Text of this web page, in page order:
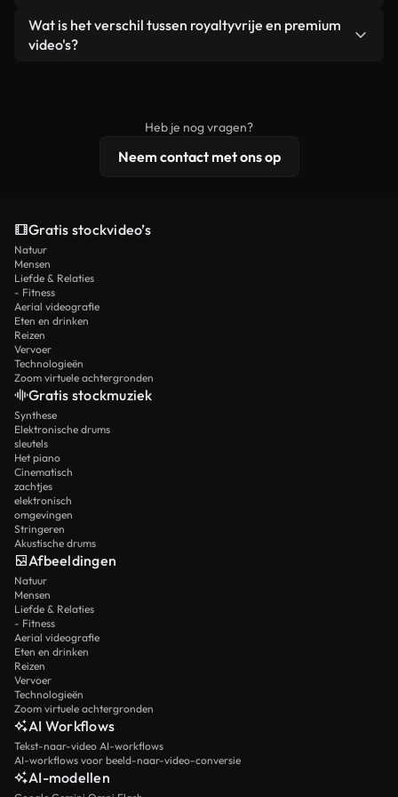
een losstaand product.
Je krijgt schoon, direct bruikbaar beeldmateriaal.
Ja. Je mag onze video's inkorten, bijsnijden of
remixen. Zorg er wel voor dat het eindproduct
Wat is het verschil tussen royaltyvrije en premium
video's?
licentiebescherming omvat.
Heb je nog vragen?
Neem contact met ons op
Gratis stockvideo’s
Natuur
Mensen
Liefde & Relaties
- Fitness
Aerial videografie
Eten en drinken
Reizen
Vervoer
Technologieën
Zoom virtuele achtergronden
Gratis stockmuziek
Synthese
Elektronische drums
sleutels
Het piano
Cinematisch
zachtjes
elektronisch
omgevingen
Stringeren
Akustische drums
Afbeeldingen
Natuur
Mensen
Liefde & Relaties
- Fitness
Aerial videografie
Eten en drinken
Reizen
Vervoer
Technologieën
Zoom virtuele achtergronden
AI Workflows
Tekst-naar-video AI-workflows
AI-workflows voor beeld-naar-video-conversie
AI-modellen